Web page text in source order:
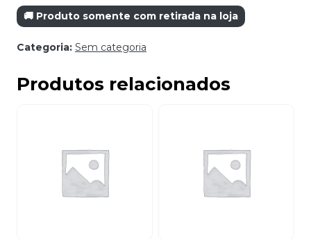
🚚 Produto somente com retirada na loja
Categoria: Sem categoria
Produtos relacionados